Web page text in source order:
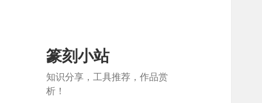
篆刻小站
知识分享，工具推荐，作品赏
析！